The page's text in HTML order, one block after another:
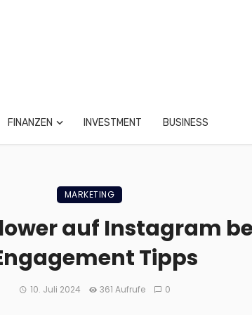
FINANZEN INVESTMENT BUSINESS
MARKETING
auf Instagram
Tipps
10. Juli 2024 361 Aufrufe 0